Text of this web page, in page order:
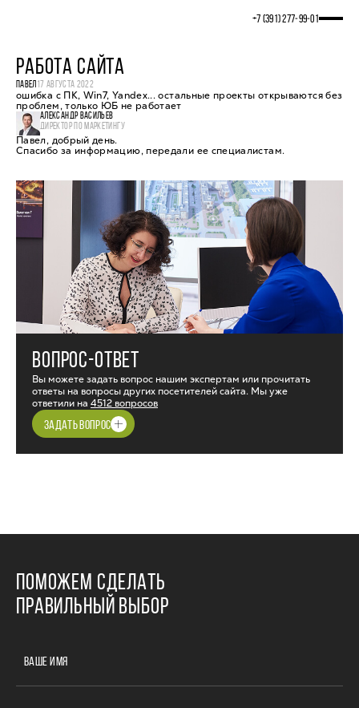
+7 (391) 277‒99‒01
РАБОТА САЙТА
ПАВЕЛ 17 АВГУСТА 2022
ошибка с ПК, Win7, Yandex... остальные проекты открываются без
проблем, только ЮБ не работает
АЛЕКСАНДР ВАСИЛЬЕВ
ДИРЕКТОР ПО МАРКЕТИНГУ
Павел, добрый день.
Спасибо за информацию, передали ее специалистам.
ВОПРОС-ОТВЕТ
Вы можете задать вопрос нашим экспертам или прочитать
ответы на вопросы других посетителей сайта. Мы уже
ответили на 4512 вопросов
ЗАДАТЬ ВОПРОС
ПОМОЖЕМ СДЕЛАТЬ
ПРАВИЛЬНЫЙ ВЫБОР
ВАШЕ ИМЯ